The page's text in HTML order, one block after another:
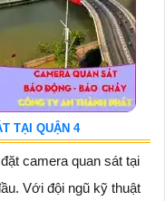
TẠI QUẬN 4
camera quan sát tại
Với đội ngũ kỹ thuật